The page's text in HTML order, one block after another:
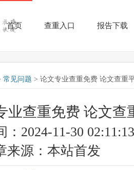
首页 查重入口 报告下载
常见问题 > 论文专业查重免费 论文查重
业查重免费 论文查
：2024-11-30 02:11:13
来源：本站首发